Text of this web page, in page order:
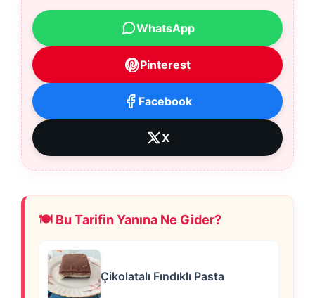
WhatsApp
Pinterest
Facebook
X
🍽️ Bu Tarifin Yanına Ne Gider?
Çikolatalı Fındıklı Pasta